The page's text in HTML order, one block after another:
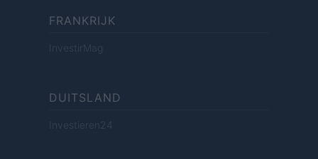
FRANKRIJK
InvestirMag
DUITSLAND
Investieren24